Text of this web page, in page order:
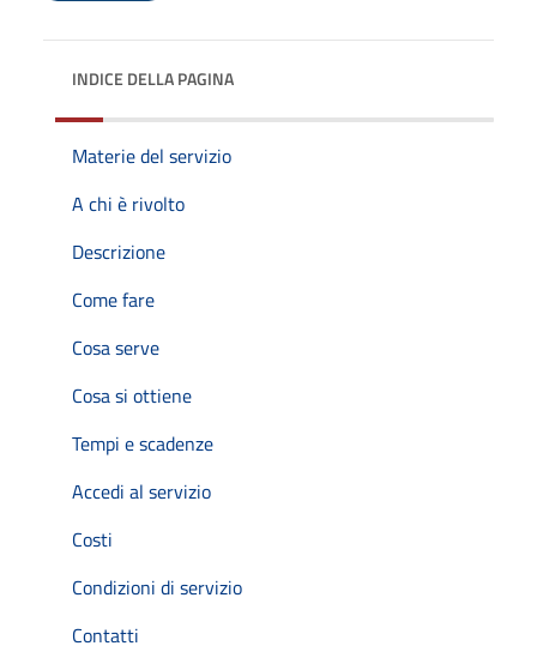
INDICE DELLA PAGINA
Materie del servizio
A chi è rivolto
Descrizione
Come fare
Cosa serve
Cosa si ottiene
Tempi e scadenze
Accedi al servizio
Costi
Condizioni di servizio
Contatti